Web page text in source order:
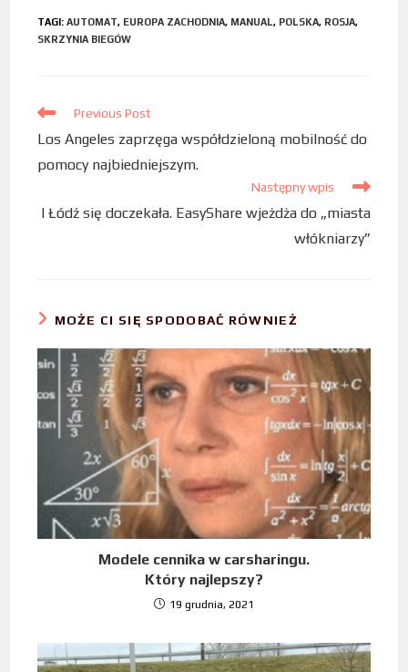
e
t
k
TAGI:AUTOMAT, EUROPA ZACHODNIA, MANUAL, POLSKA, ROSJA,
SKRZYNIA BIEGÓW
Previous Post
Los Angeles zaprzęga współdzieloną mobilność do
pomocy najbiedniejszym.
Następny wpis
I Łódź się doczekała. EasyShare wjeżdża do „miasta
włókniarzy”
MOŻE CI SIĘ SPODOBAĆ RÓWNIEŻ
Modele cennika w carsharingu.
Który najlepszy?
19 grudnia, 2021